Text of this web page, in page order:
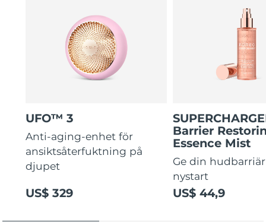
UFO™ 3
Anti-aging-enhet för
ansiktsåterfuktning på
djupet
US$ 329
Barrier
Essence Mist
Ge din
nystart
US$ 44,9